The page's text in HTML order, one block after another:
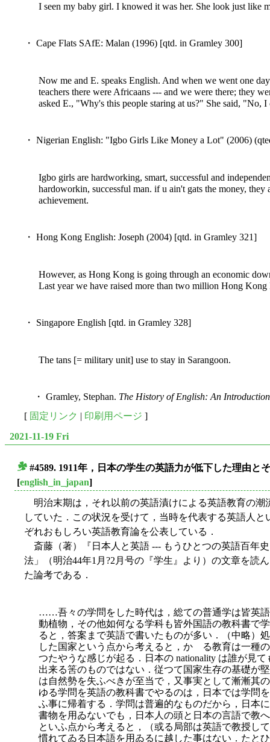
I seen my baby girl. I knowed it was her. She look just like
・ Cape Flats SAfE: Malan (1996) [qtd. in Gramley 300]
Now me and E. speaks English. And when we went one
teachers there were Africaans --- and we were there; they
asked E., "Why's this people staring at us?" She said, "No,
・ Nigerian English: "Igbo Girls Like Money a Lot" (2006)
Igbo girls are hardworking, smart, successful and
hardoworkin, successful man. if u ain't gats the money,
achievement.
・ Hong Kong English: Joseph (2004) [qtd. in Gramley 321]
However, as Hong Kong is going through an economic
Last year we have raised more than two million Hong Kong
・ Singapore English [qtd. in Gramley 328]
The tans [= military unit] use to stay in Sarangoon.
・ Gramley, Stephan. The History of English: An Introduction
[ 固定リンク | 印刷用ページ ]
2021-11-19 Fri
#4589. 1911年，日本の学生の英語力が低下した理由と
[english_in_japan]
明治末期は，それ以前の英語漬けによる英語教育の潮
していた．この状況を受けて，当時を代表する英語人
ぞれおもしろい英語教育論を公表している．
斎藤（著）『日本人と英語 --- もうひとつの英語百年
法」（明治44年1月?2月号の『学生』より）の文章を読
た論考である．
……吾々の学問をした時代は，総ての普通学は皆英
動植物，その他如何なる学科も皆外国語の教科書で
ると，答案まで英語で書いたものが多い．（中略）
した国家という点から考えると，かゝる教育は一種
つたやうな感じが起る．日本の nationality は誰が見
出来る筈のものではない．従つて国家生存の基礎が
は自然勢を失ふべきが至当で，又事実として漸漸其
ゆる学問を英語の教科書でやるのは，日本では学問
ふ事に帰着する．学問は普遍的なものだから，日本
書物を用ゐないでも，日本人の頭と日本の言語で教
といふ点から考えると，（或る局部は英語で教授し
慣れてゐる日本語を用ゐるに越した事はない．たと